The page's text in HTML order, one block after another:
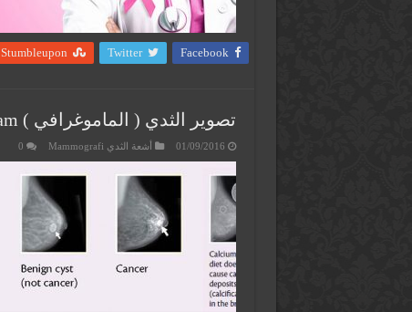
Facebook
Twitter
Stumbleupon
تصوير الثدي ( الماموغرافي ) Mammogram
01/09/2016 أشعة الثدي Mammografi 0